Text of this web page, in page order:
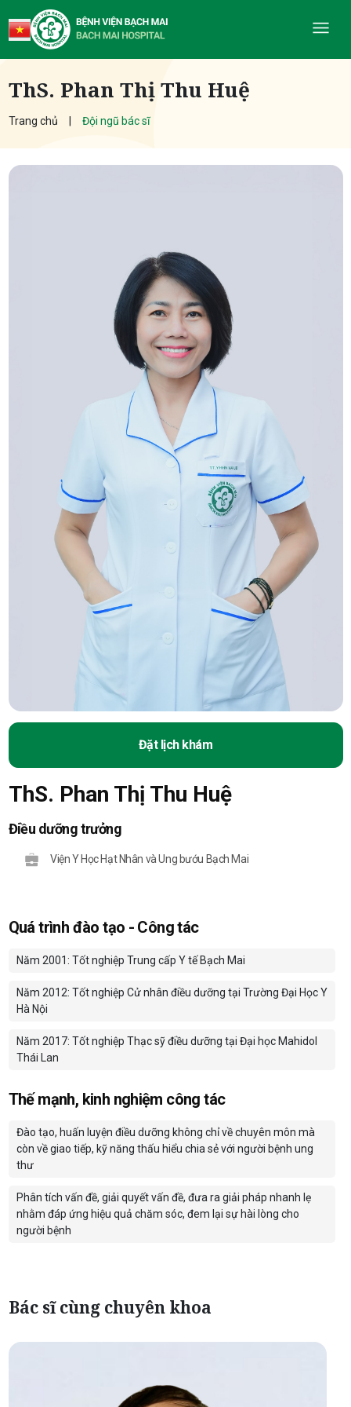
ThS. Phan Thị Thu Huệ
Trang chủ Đội ngũ bác sĩ
Đặt lịch khám
ThS. Phan Thị Thu Huệ
Điều dưỡng trưởng
Viện Y Học Hạt Nhân và Ung bướu Bạch Mai
Quá trình đào tạo - Công tác
Năm 2001: Tốt nghiệp Trung cấp Y tế Bạch Mai
Năm 2012: Tốt nghiệp Cử nhân điều dưỡng tại Trường Đại Học Y
Hà Nội
Năm 2017: Tốt nghiệp Thạc sỹ điều dưỡng tại Đại học Mahidol
Thái Lan
Thế mạnh, kinh nghiệm công tác
Đào tạo, huấn luyện điều dưỡng không chỉ về chuyên môn mà
còn về giao tiếp, kỹ năng thấu hiểu chia sẻ với người bệnh ung
thư
Phân tích vấn đề, giải quyết vấn đề, đưa ra giải pháp nhanh lẹ
nhằm đáp ứng hiệu quả chăm sóc, đem lại sự hài lòng cho
người bệnh
Bác sĩ cùng chuyên khoa